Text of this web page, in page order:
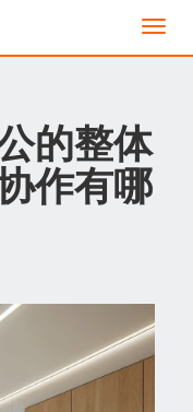
切
换
的整体
作有哪